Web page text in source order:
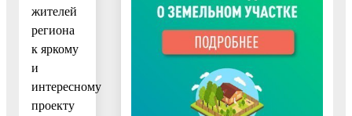
жителей
региона
к яркому
и
интересному
проекту